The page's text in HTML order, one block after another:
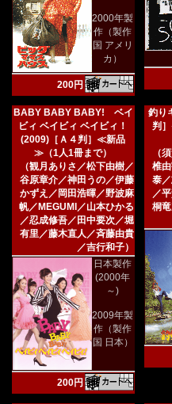
2000年製
作（製作
国 アメリ
カ）
200円
BABY BABY BABY! ベイ
ビィ ベイビィ ベイビィ！
(2009)［Ａ４判］≪新品
≫（1人1冊まで）
（観月ありさ／松下由樹／
谷原章介／神田うの／伊藤
かずえ／岡田浩暉／野波麻
帆／MEGUMI／山本ひかる
／忍成修吾／田中要次／堀
有里／藤木直人／斉藤由貴
／吉行和子）
日本製作
(2000年
～)
2009年製
作（製作
国 日本）
200円
釣り
判
（
椎
泰
／
桐